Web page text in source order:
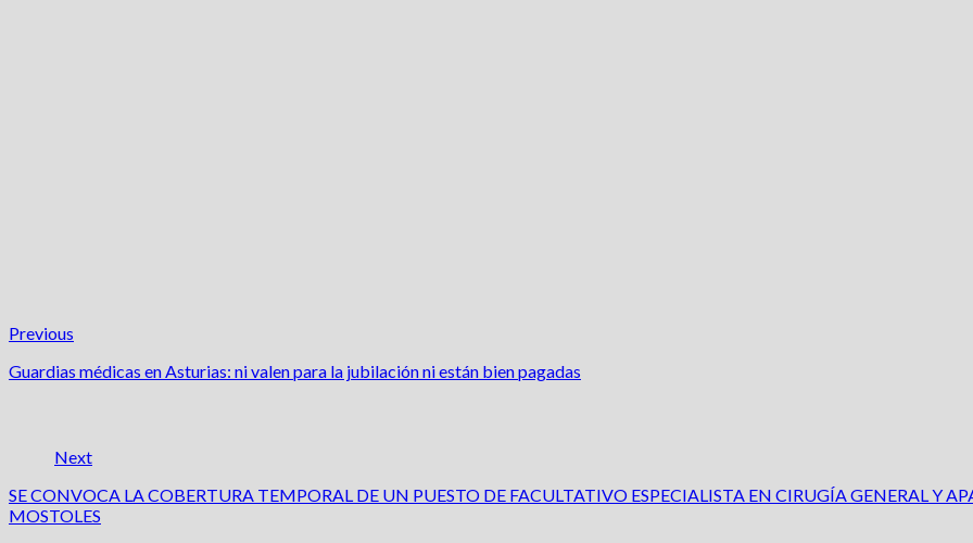
Previous
Guardias médicas en Asturias: ni valen para la jubilación ni están bien pagadas
Next
SE CONVOCA LA COBERTURA TEMPORAL DE UN PUESTO DE FACULTATIVO ESPECIALISTA EN CIRUGÍA GENERAL Y
MOSTOLES